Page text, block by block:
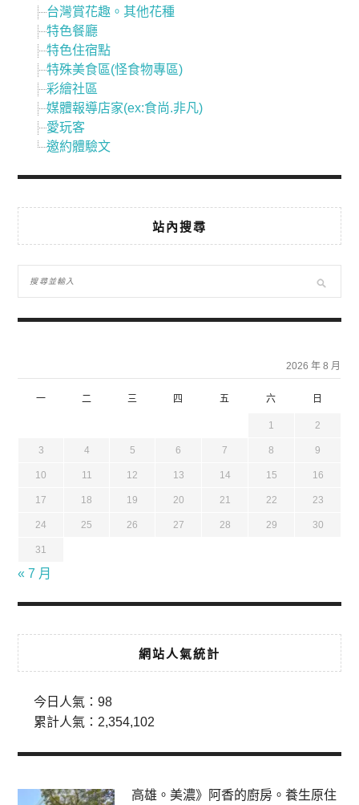
台灣賞花趣。其他花種
特色餐廳
特色住宿點
特殊美食區(怪食物專區)
彩繪社區
媒體報導店家(ex:食尚.非凡)
愛玩客
邀約體驗文
站內搜尋
2026 年 8 月
一 二 三 四 五 六 日
1 2
3 4 5 6 7 8 9
10 11 12 13 14 15 16
17 18 19 20 21 22 23
24 25 26 27 28 29 30
31
« 7 月
網站人氣統計
今日人氣：98
累計人氣： 2,354,102
高雄。美濃》阿香的廚房。養生原住